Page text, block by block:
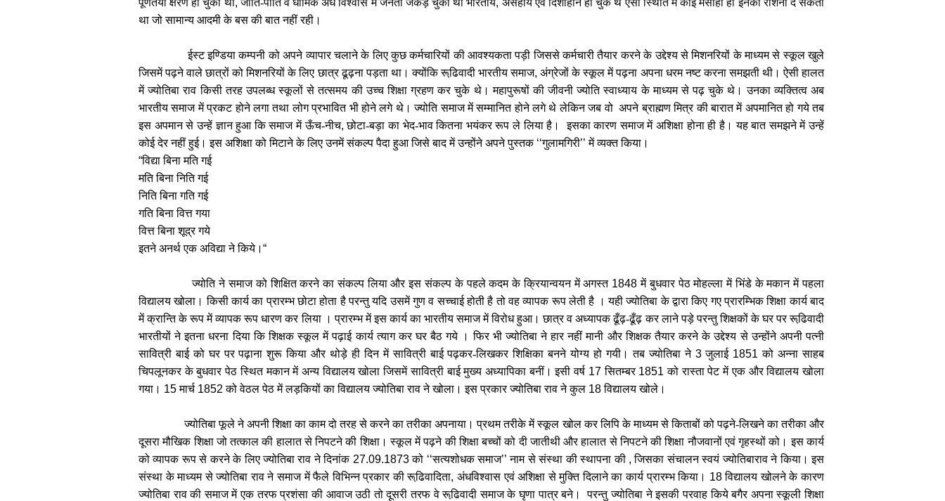
पूर्णतया क्षरण हो चुका था,जाति-पाति व धार्मिक अंध विश्वास में जनता जकड़ चुकी थी भारतीय, असहाय एवं दिशाहीन हो चुके थे ऐसी स्थिति में कोई मसीहा ही इनको रोशनी दे सकता
था जो सामान्य आदमी के बस की बात नहीं रही।
ईस्ट इण्डिया कम्पनी को अपने व्यापार चलाने के लिए कुछ कर्मचारियों की आवश्यकता पड़ी जिससे कर्मचारी तैयार करने के उद्देश्य से मिशनरियों के माध्यम से स्कूल खुले
जिसमें पढ़ने वाले छात्रों को मिशनरियों के लिए छात्र ढूढ़ना पड़ता था। क्योंकि रूढि़वादी भारतीय समाज,अंग्रेजों के स्कूल में पढ़ना अपना धरम नष्ट करना समझती थी। ऐसी हालत
में ज्योतिबा राव किसी तरह उपलब्ध स्कूलों से तत्समय की उच्च शिक्षा ग्रहण कर चुके थे। महापुरूषों की जीवनी ज्योति स्वाध्याय के माध्यम से पढ़ चुके थे। उनका व्यक्तित्व अब
भारतीय समाज में प्रकट होने लगा तथा लोग प्रभावित भी होने लगे थे। ज्योति समाज में सम्मानित होने लगे थे लेकिन जब वो अपने ब्राह्मण मित्र की बारात में अपमानित हो गये तब
इस अपमान से उन्हें ज्ञान हुआ कि समाज में ऊँच-नीच,छोटा-बड़ा का भेद-भाव कितना भयंकर रूप ले लिया है। इसका कारण समाज में अशिक्षा होना ही है। यह बात समझने में उन्हें
कोई देर नहीं हुई। इस अशिक्षा को मिटाने के लिए उनमें संकल्प पैदा हुआ जिसे बाद में उन्होंने अपने पुस्तक ‘‘गुलामगिरी’’में व्यक्त किया।
“विद्या बिना मति गई
मति बिना निति गई
निति बिना गति गई
गति बिना वित्त गया
वित्त बिना शूद्र गये
इतने अनर्थ एक अविद्या ने किये। “
ज्योति ने समाज को शिक्षित करने का संकल्प लिया और इस संकल्प के पहले कदम के क्रियान्वयन में अगस्त 1848 में बुधवार पेठ मोहल्ला में भिंडे के मकान में पहला
विद्यालय खोला। किसी कार्य का प्रारम्भ छोटा होता है परन्तु यदि उसमें गुण व सच्चाई होती है तो वह व्यापक रूप लेती है । यही ज्योतिबा के द्वारा किए गए प्रारम्भिक शिक्षा कार्य बाद
में क्रान्ति के रूप में व्यापक रूप धारण कर लिया । प्रारम्भ में इस कार्य का भारतीय समाज में विरोध हुआ। छात्र व अध्यापक ढूँढ़-ढूँढ़ कर लाने पड़े परन्तु शिक्षकों के घर पर रूढि़वादी
भारतीयों ने इतना धरना दिया कि शिक्षक स्कूल में पढ़ाई कार्य त्याग कर घर बैठ गये । फिर भी ज्योतिबा ने हार नहीं मानी और शिक्षक तैयार करने के उद्देश्य से उन्होंने अपनी पत्नी
सावित्री बाई को घर पर पढ़ाना शुरू किया और थोड़े ही दिन में सावित्री बाई पढ़कर-लिखकर शिक्षिका बनने योग्य हो गयी। तब ज्योतिबा ने 3जुलाई 1851 को अन्ना साहब
चिपलूनकर के बुधवार पेठ स्थित मकान में अन्य विद्यालय खोला जिसमें सावित्री बाई मुख्य अध्यापिका बनीं। इसी वर्ष 17सितम्बर 1851 को रास्ता पेट में एक और विद्यालय खोला
गया। 15मार्च 1852 को वेठल पेठ में लड़कियों का विद्यालय ज्योतिबा राव ने खोला। इस प्रकार ज्योतिबा राव ने कुल 18विद्यालय खोले।
ज्योतिबा फूले ने अपनी शिक्षा का काम दो तरह से करने का तरीका अपनाया। प्रथम तरीके में स्कूल खोल कर लिपि के माध्यम से किताबों को पढ़ने-लिखने का तरीका और
दूसरा मौखिक शिक्षा जो तत्काल की हालात से निपटने की शिक्षा। स्कूल में पढ़ने की शिक्षा बच्चों को दी जातीथी और हालात से निपटने की शिक्षा नौजवानों एवं गृहस्थों को। इस कार्य
को व्यापक रूप से करने के लिए ज्योतिबा राव ने दिनांक 27.09.1873को ‘‘सत्यशोधक समाज’’नाम से संस्था की स्थापना की ,जिसका संचालन स्वयं ज्योतिबाराव ने किया। इस
संस्था के माध्यम से ज्योतिबा राव ने समाज में फैले विभिन्न प्रकार की रूढि़वादिता,अंधविश्वास एवं अशिक्षा से मुक्ति दिलाने का कार्य प्रारम्भ किया। 18विद्यालय खोलने के कारण
ज्योतिबा राव की समाज में एक तरफ प्रशंसा की आवाज उठी तो दूसरी तरफ वे रूढि़वादी समाज के घृणा पात्र बने। परन्तु ज्योतिबा ने इसकी परवाह किये बगैर अपना स्कूली शिक्षा